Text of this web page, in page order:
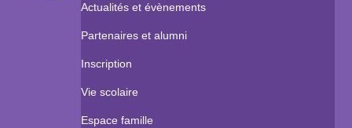
Actualités et évènements
Partenaires et alumni
Inscription
Vie scolaire
Espace famille